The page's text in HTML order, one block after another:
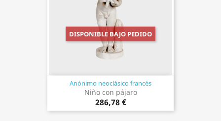
Anónimo neoclásico francés
Niño con pájaro
286,78 €
DISPONIBLE BAJO PEDIDO